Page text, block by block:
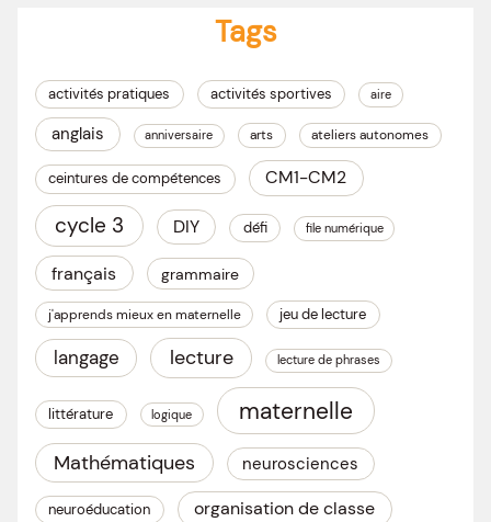
Tags
activités pratiques activités sportives aire
anglais anniversaire arts ateliers autonomes
ceintures de compétences CM1-CM2
cycle 3 DIY défi file numérique
français grammaire
j'apprends mieux en maternelle jeu de lecture
langage lecture lecture de phrases
littérature logique maternelle
Mathématiques neurosciences
neuroéducation organisation de classe